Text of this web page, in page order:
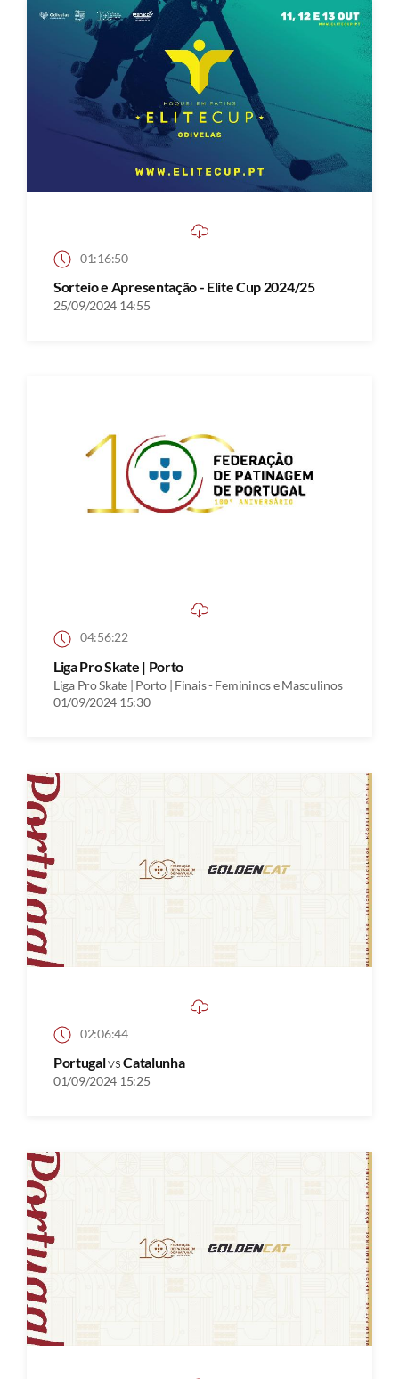
01:16:50
Sorteio e Apresentação - Elite Cup 2024/25
25/09/2024 14:55
04:56:22
Liga Pro Skate | Porto
Liga Pro Skate | Porto | Finais - Femininos e Masculinos
01/09/2024 15:30
02:06:44
PortugalvsCatalunha
01/09/2024 15:25